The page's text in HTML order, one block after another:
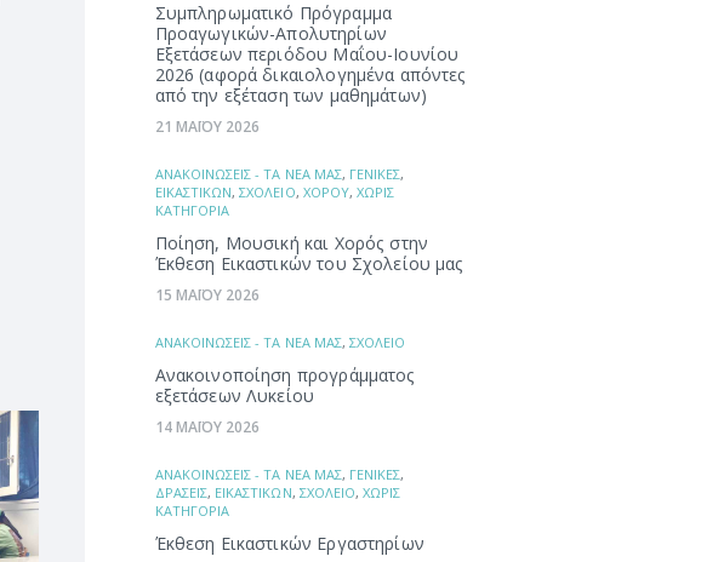
Συμπληρωματικό Πρόγραμμα
Προαγωγικών-Απολυτηρίων
Εξετάσεων περιόδου Μαΐου-Ιουνίου
2026 (αφορά δικαιολογημένα απόντες
από την εξέταση των μαθημάτων)
21 ΜΑΪΟΥ 2026
ΑΝΑΚΟΙΝΩΣΕΙΣ - ΤΑ ΝΕΑ ΜΑΣ, ΓΕΝΙΚΕΣ,
ΕΙΚΑΣΤΙΚΩΝ,ΣΧΟΛΕΙΟ, ΧΟΡΟΥ,ΧΩΡΙΣ
ΚΑΤΗΓΟΡΙΑ
Ποίηση, Μουσική και Χορός στην
Έκθεση Εικαστικών του Σχολείου μας
15 ΜΑΪΟΥ 2026
ΑΝΑΚΟΙΝΩΣΕΙΣ - ΤΑ ΝΕΑ ΜΑΣ,ΣΧΟΛΕΙΟ
Ανακοινοποίηση προγράμματος
εξετάσεων Λυκείου
14 ΜΑΪΟΥ 2026
ΑΝΑΚΟΙΝΩΣΕΙΣ - ΤΑ ΝΕΑ ΜΑΣ, ΓΕΝΙΚΕΣ,
ΔΡΑΣΕΙΣ, ΕΙΚΑΣΤΙΚΩΝ, ΣΧΟΛΕΙΟ,ΧΩΡΙΣ
ΚΑΤΗΓΟΡΙΑ
Έκθεση Εικαστικών Εργαστηρίων